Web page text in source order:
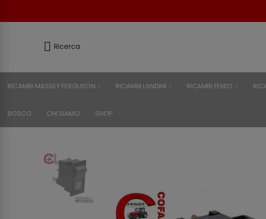
Ricerca
RICAMBI MASSEY FERGUSON RICAMBI LANDINI RICAMBI FENDT
BOSCO CHI SIAMO SHOP